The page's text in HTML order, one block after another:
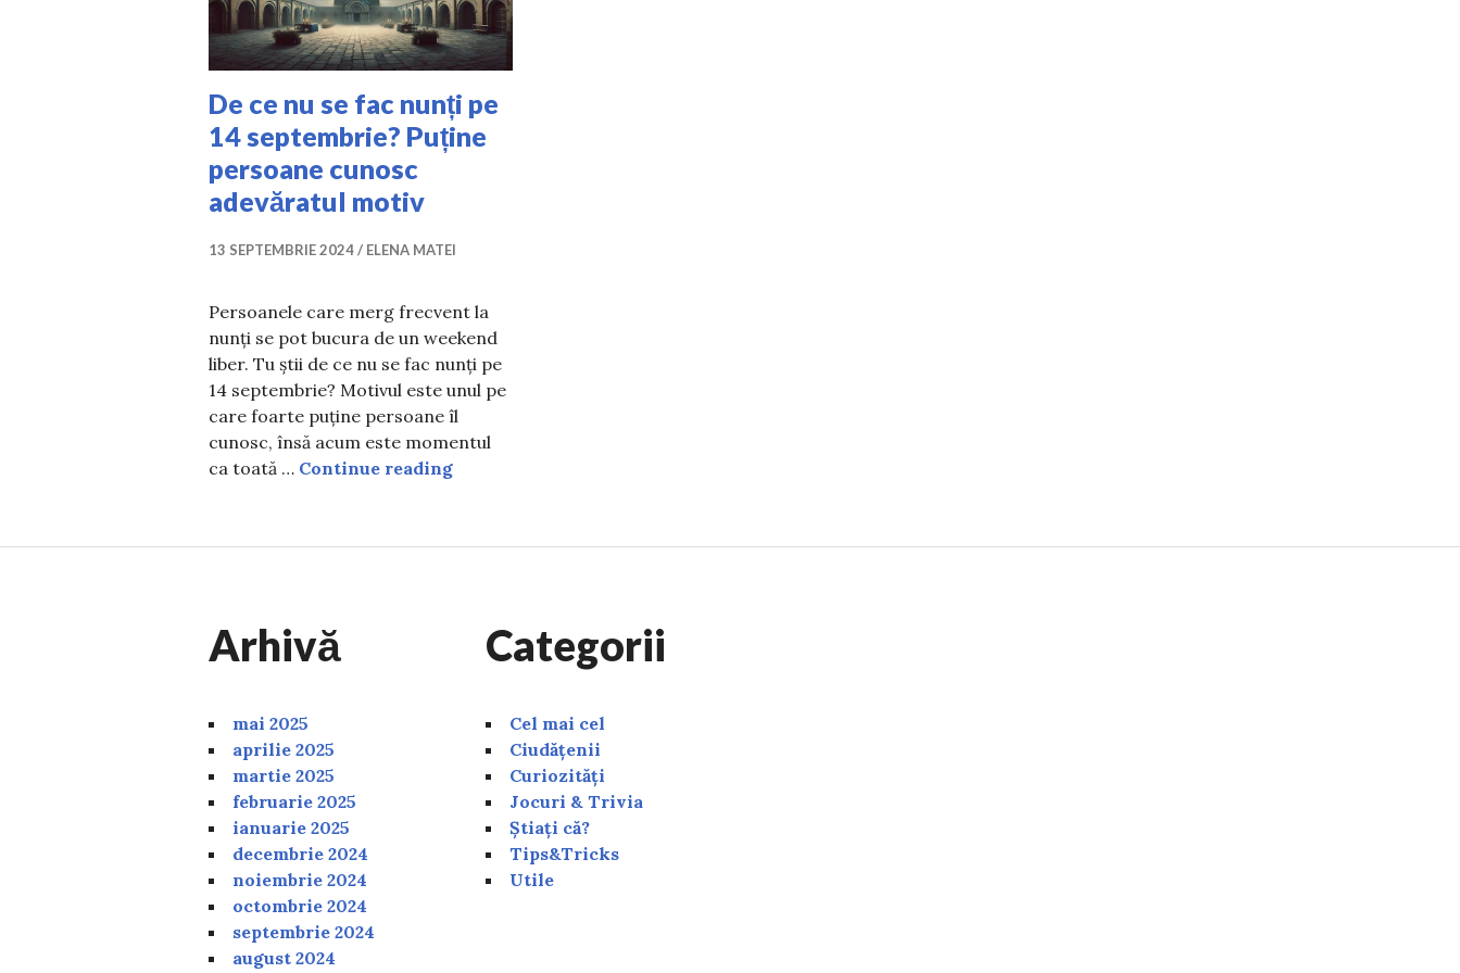
De ce nu se fac nunți pe
14 septembrie? Puține
persoane cunosc
adevăratul motiv
13 SEPTEMBRIE 2024 ELENA MATEI
Persoanele care merg frecvent la
nunți se pot bucura de un weekend
liber. Tu știi de ce nu se fac nunți pe
14 septembrie? Motivul este unul pe
care foarte puține persoane îl
cunosc, însă acum este momentul
ca toată … Continue readingDe ce nu se fac nunți pe 14 septembrie? Puține persoane cunosc adevăratul motiv
Arhivă
mai 2025
aprilie 2025
martie 2025
februarie 2025
ianuarie 2025
decembrie 2024
noiembrie 2024
octombrie 2024
septembrie 2024
august 2024
Categorii
Cel mai cel
Ciudățenii
Curiozități
Jocuri & Trivia
Știați că?
Tips&Tricks
Utile